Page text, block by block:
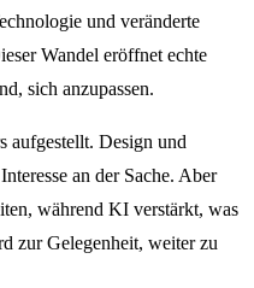
und veränderte
Wandel eröffnet echte
sich anzupassen.
aufgestellt. Design und
an der Sache. Aber
während KI verstärkt, was
zur Gelegenheit, weiter zu